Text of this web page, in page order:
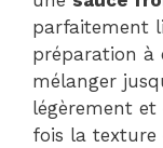
parfaitement
préparation à
mélanger
légèrement et
fois la texture